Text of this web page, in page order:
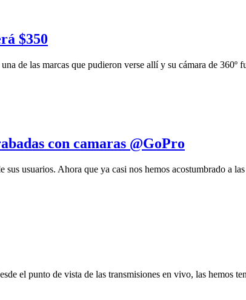
$350
de las marcas que pudieron verse allí y su cámara de 360º
con camaras @GoPro
usuarios. Ahora que ya casi nos hemos acostumbrado a
el punto de vista de las transmisiones en vivo, las hemos